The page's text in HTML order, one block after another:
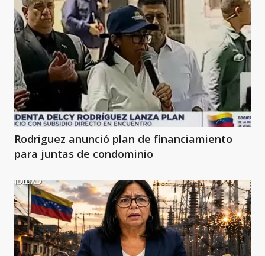
Rodriguez anunció plan de financiamiento
para juntas de condominio